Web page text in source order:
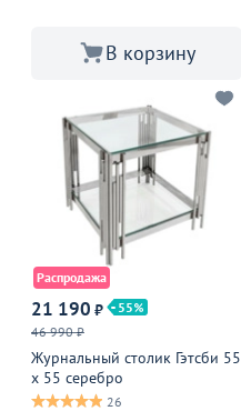
В корзину
Распродажа
21 190 ₽
55
46 990 ₽
Журнальный столик Гэтсби 55
х 55 серебро
26